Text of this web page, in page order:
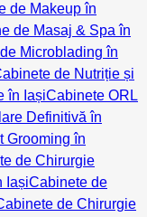
de Makeup în
de Masaj & Spa în
Microblading în
de Nutriție și
în IașiCabinete ORL
Definitivă în
Grooming în
de Chirurgie
IașiCabinete de
de Chirurgie